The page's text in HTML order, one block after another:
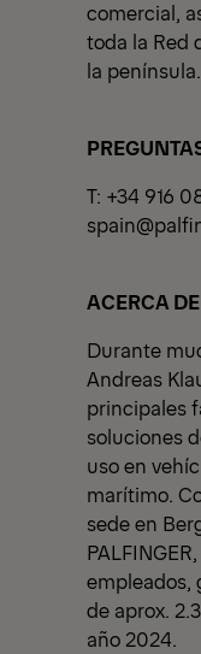
comercial,
toda la Red
la península.
T: +34 916
ACERCA
Durante
Andreas
principales
soluciones
uso en
marítimo.
sede en
empleados,
de aprox.
año 2024.